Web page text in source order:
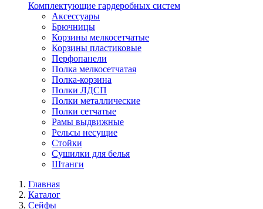
Комплектующие гардеробных систем
Аксессуары
Брючницы
Корзины мелкосетчатые
Корзины пластиковые
Перфопанели
Полка мелкосетчатая
Полка-корзина
Полки ЛДСП
Полки металлические
Полки сетчатые
Рамы выдвижные
Рельсы несущие
Стойки
Сушилки для белья
Штанги
Главная
Каталог
Сейфы